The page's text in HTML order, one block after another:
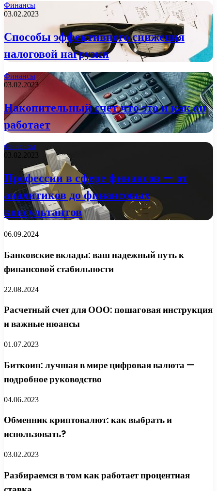
Финансы
03.02.2023
Способы эффективного снижения
налоговой нагрузки
Финансы
03.02.2023
Накопительный счет что это и как он
работает
Финансы
03.02.2023
Профессии в сфере финансов — от
аналитиков до финансовых
консультантов
06.09.2024
Банковские вклады: ваш надежный путь к
финансовой стабильности
22.08.2024
Расчетный счет для ООО: пошаговая инструкция
и важные нюансы
01.07.2023
Биткоин: лучшая в мире цифровая валюта —
подробное руководство
04.06.2023
Обменник криптовалют: как выбрать и
использовать?
03.02.2023
Разбираемся в том как работает процентная